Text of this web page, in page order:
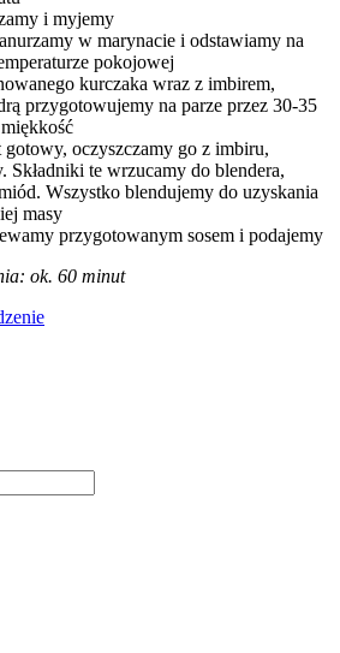
i myjemy
w marynacie i odstawiamy na
pokojowej
kurczaka wraz z imbirem,
przygotowujemy na parze przez 30-35
oczyszczamy go z imbiru,
Składniki te wrzucamy do blendera,
Wszystko blendujemy do uzyskania
masy
przygotowanym sosem i podajemy
ok. 60 minut